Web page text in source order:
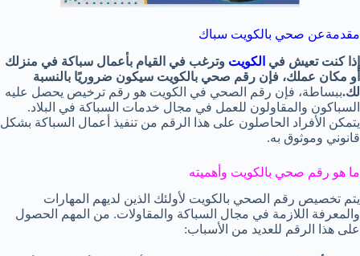
مقدمةعن صحي بالكويت سباك
إذا كنت تعيش في الكويت وترغب في القيام بأعمال سباكة في منزلك
أو مكان عملك، فإن رقم صحي بالكويت سيكون ضروريًا بالنسبة
لك.ببساطة، فإن رقم الصحي في الكويت هو رقم ترخيص يحصل عليه
السباكون والمقاولون للعمل في مجال خدمات السباكة في البلاد.
يتمكن الأفراد الحاصلون على هذا الرقم من تنفيذ أعمال السباكة بشكل
قانوني وموثوق به.
ما هو رقم صحي بالكويت وأهميته
يتم تخصيص رقم الصحي بالكويت لأولئك الذين لديهم المهارات
والمعرفة اللازمة في مجال السباكة والمقاولات. من المهم الحصول
على هذا الرقم للعديد من الأسباب: